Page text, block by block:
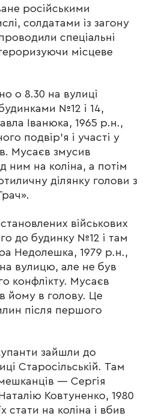
російськими
солдатами із загону
спеціальні
місцеве
о 8.30 на вулиці
№12 і 14,
Іванюка, 1965 р.н.,
подвір’я і участі у
Мусаєв змусив
ним на коліна, а потім
ділянку голови з
військових
до будинку №12 і там
Недолешка, 1979 р.н.,
вулицю, але не був
конфлікту. Мусаєв
йому в голову. Це
після першого
зайшли до
Старосільській. Там
— Сергія
Ковтуненко, 1980
стати на коліна і вбив